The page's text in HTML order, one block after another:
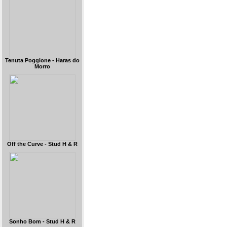
Tenuta Poggione - Haras do
Morro
Off the Curve - Stud H & R
Sonho Bom - Stud H & R